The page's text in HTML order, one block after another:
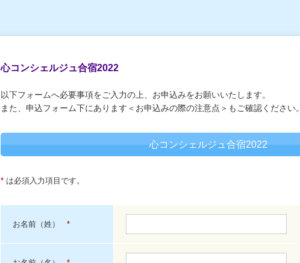
心コンシェルジュ合宿2022
以下フォームへ必要事項をご入力の上、お申込みをお願いいたします。
また、申込フォーム下にあります＜お申込みの際の注意点＞もご確認ください。
心コンシェルジュ合宿2022
* は必須入力項目です。
お名前（姓） *